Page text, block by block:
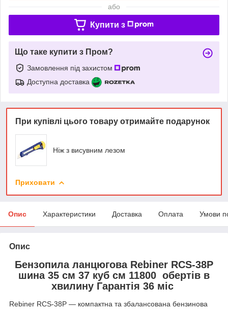
або
Купити з
Що таке купити з Пром?
Замовлення під захистом
Доступна доставка
При купівлі цього товару отримайте подарунок
Ніж з висувним лезом
Приховати
Опис Характеристики Доставка Оплата Умови
Опис
Бензопила ланцюгова Rebiner RCS-38P
шина 35 см 37 куб см 11800 обертів в
хвилину Гарантія 36 міс
Rebiner RCS-38P — компактна та збалансована бензинова